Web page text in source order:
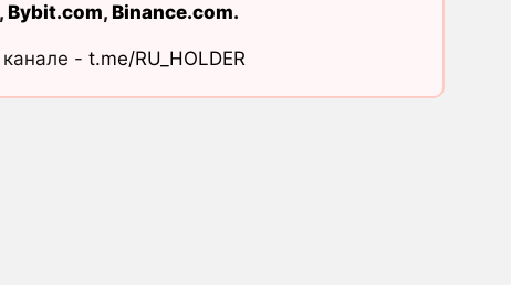
, Bybit.com, Binance.com.
- t.me/RU_HOLDER